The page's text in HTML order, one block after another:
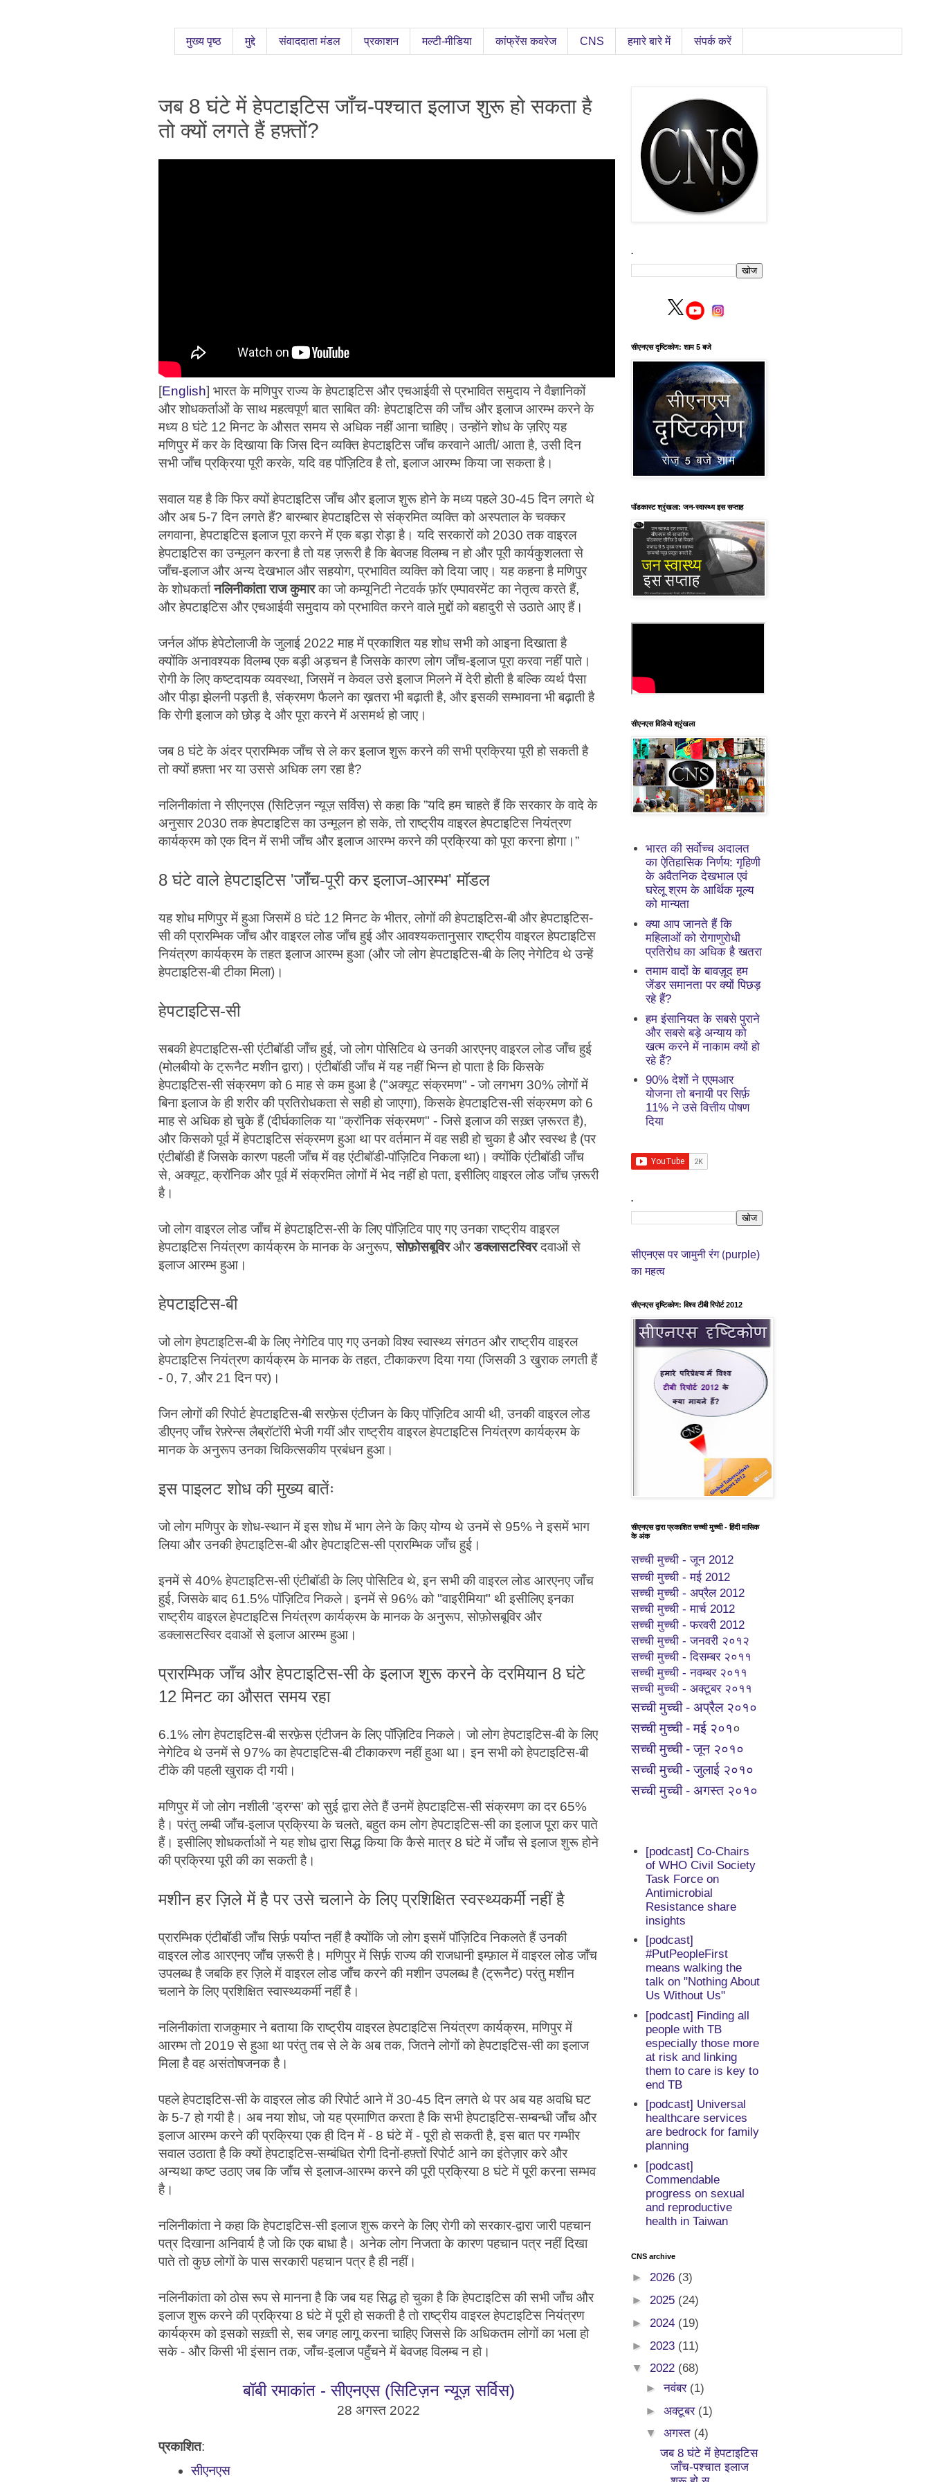
मुख्य पृष्ठ मुद्दे संवाददाता मंडल प्रकाशन मल्टी-मीडिया कांफ्रेंस कवरेज CNS हमारे बारे में संपर्क करें
जब 8 घंटे में हेपटाइटिस जाँच-पश्चात इलाज शुरू हो सकता है
तो क्यों लगते हैं हफ़्तों?
[English] भारत के मणिपुर राज्य के हेपटाइटिस और एचआईवी से प्रभावित समुदाय ने वैज्ञानिकों
और शोधकर्ताओं के साथ महत्वपूर्ण बात साबित कीः हेपटाइटिस की जाँच और इलाज आरम्भ करने के
मध्य 8 घंटे 12 मिनट के औसत समय से अधिक नहीं आना चाहिए। उन्होंने शोध के ज़रिए यह
मणिपुर में कर के दिखाया कि जिस दिन व्यक्ति हेपटाइटिस जाँच करवाने आती/ आता है, उसी दिन
सभी जाँच प्रक्रिया पूरी करके, यदि वह पॉज़िटिव है तो, इलाज आरम्भ किया जा सकता है।
सवाल यह है कि फिर क्यों हेपटाइटिस जाँच और इलाज शुरू होने के मध्य पहले 30-45 दिन लगते थे
और अब 5-7 दिन लगते हैं? बारम्बार हेपटाइटिस से संक्रमित व्यक्ति को अस्पताल के चक्कर
लगवाना, हेपटाइटिस इलाज पूरा करने में एक बड़ा रोड़ा है। यदि सरकारों को 2030 तक वाइरल
हेपटाइटिस का उन्मूलन करना है तो यह ज़रूरी है कि बेवजह विलम्ब न हो और पूरी कार्यकुशलता से
जाँच-इलाज और अन्य देखभाल और सहयोग, प्रभावित व्यक्ति को दिया जाए। यह कहना है मणिपुर
के शोधकर्तानलिनीकांता राज कुमारका जो कम्यूनिटी नेटवर्क फ़ॉर एम्पावरमेंट का नेतृत्व करते हैं,
और हेपटाइटिस और एचआईवी समुदाय को प्रभावित करने वाले मुद्दों को बहादुरी से उठाते आए हैं।
जर्नल ऑफ हेपेटोलाजी के जुलाई 2022 माह में प्रकाशित यह शोध सभी को आइना दिखाता है
क्योंकि अनावश्यक विलम्ब एक बड़ी अड़चन है जिसके कारण लोग जाँच-इलाज पूरा करवा नहीं पाते।
रोगी के लिए कष्टदायक व्यवस्था, जिसमें न केवल उसे इलाज मिलने में देरी होती है बल्कि व्यर्थ पैसा
और पीड़ा झेलनी पड़ती है, संक्रमण फैलने का ख़तरा भी बढ़ाती है, और इसकी सम्भावना भी बढ़ाती है
कि रोगी इलाज को छोड़ दे और पूरा करने में असमर्थ हो जाए।
जब 8 घंटे के अंदर प्रारम्भिक जाँच से ले कर इलाज शुरू करने की सभी प्रक्रिया पूरी हो सकती है
तो क्यों हफ़्ता भर या उससे अधिक लग रहा है?
नलिनीकांता ने सीएनएस (सिटिज़न न्यूज़ सर्विस) से कहा कि ”यदि हम चाहते हैं कि सरकार के वादे के
अनुसार 2030 तक हेपटाइटिस का उन्मूलन हो सके, तो राष्ट्रीय वाइरल हेपटाइटिस नियंत्रण
कार्यक्रम को एक दिन में सभी जाँच और इलाज आरम्भ करने की प्रक्रिया को पूरा करना होगा।”
8 घंटे वाले हेपटाइटिस 'जाँच-पूरी कर इलाज-आरम्भ' मॉडल
यह शोध मणिपुर में हुआ जिसमें 8 घंटे 12 मिनट के भीतर, लोगों की हेपटाइटिस-बी और हेपटाइटिस-
सी की प्रारम्भिक जाँच और वाइरल लोड जाँच हुई और आवश्यकतानुसार राष्ट्रीय वाइरल हेपटाइटिस
नियंत्रण कार्यक्रम के तहत इलाज आरम्भ हुआ (और जो लोग हेपटाइटिस-बी के लिए नेगेटिव थे उन्हें
हेपटाइटिस-बी टीका मिला)।
हेपटाइटिस-सी
सबकी हेपटाइटिस-सी एंटीबॉडी जाँच हुई, जो लोग पोसिटिव थे उनकी आरएनए वाइरल लोड जाँच हुई
(मोलबीयो के ट्रूनैट मशीन द्वारा)। एंटीबॉडी जाँच में यह नहीं भिन्न हो पाता है कि किसके
हेपटाइटिस-सी संक्रमण को 6 माह से कम हुआ है ("अक्यूट संक्रमण" - जो लगभग 30% लोगों में
बिना इलाज के ही शरीर की प्रतिरोधकता से सही हो जाएगा), किसके हेपटाइटिस-सी संक्रमण को 6
माह से अधिक हो चुके हैं (दीर्घकालिक या "क्रॉनिक संक्रमण" - जिसे इलाज की सख़्त ज़रूरत है),
और किसको पूर्व में हेपटाइटिस संक्रमण हुआ था पर वर्तमान में वह सही हो चुका है और स्वस्थ है (पर
एंटीबॉडी हैं जिसके कारण पहली जाँच में वह एंटीबॉडी-पॉज़िटिव निकला था)। क्योंकि एंटीबॉडी जाँच
से, अक्यूट, क्रॉनिक और पूर्व में संक्रमित लोगों में भेद नहीं हो पता, इसीलिए वाइरल लोड जाँच ज़रूरी
है।
जो लोग वाइरल लोड जाँच में हेपटाइटिस-सी के लिए पॉज़िटिव पाए गए उनका राष्ट्रीय वाइरल
हेपटाइटिस नियंत्रण कार्यक्रम के मानक के अनुरूप,सोफ़ोसबूविरऔरडक्लासटस्विरदवाओं से
इलाज आरम्भ हुआ।
हेपटाइटिस-बी
जो लोग हेपटाइटिस-बी के लिए नेगेटिव पाए गए उनको विश्व स्वास्थ्य संगठन और राष्ट्रीय वाइरल
हेपटाइटिस नियंत्रण कार्यक्रम के मानक के तहत, टीकाकरण दिया गया (जिसकी 3 खुराक लगती हैं
- 0, 7, और 21 दिन पर)।
जिन लोगों की रिपोर्ट हेपटाइटिस-बी सरफ़ेस एंटीजन के किए पॉज़िटिव आयी थी, उनकी वाइरल लोड
डीएनए जाँच रेफ़्रेन्स लैब्रॉटॉरी भेजी गयीं और राष्ट्रीय वाइरल हेपटाइटिस नियंत्रण कार्यक्रम के
मानक के अनुरूप उनका चिकित्सकीय प्रबंधन हुआ।
इस पाइलट शोध की मुख्य बातेंः
जो लोग मणिपुर के शोध-स्थान में इस शोध में भाग लेने के किए योग्य थे उनमें से 95% ने इसमें भाग
लिया और उनकी हेपटाइटिस-बी और हेपटाइटिस-सी प्रारम्भिक जाँच हुई।
इनमें से 40% हेपटाइटिस-सी एंटीबॉडी के लिए पोसिटिव थे, इन सभी की वाइरल लोड आरएनए जाँच
हुई, जिसके बाद 61.5% पॉज़िटिव निकले। इनमें से 96% को "वाइरीमिया" थी इसीलिए इनका
राष्ट्रीय वाइरल हेपटाइटिस नियंत्रण कार्यक्रम के मानक के अनुरूप, सोफ़ोसबूविर और
डक्लासटस्विर दवाओं से इलाज आरम्भ हुआ।
प्रारम्भिक जाँच और हेपटाइटिस-सी के इलाज शुरू करने के दरमियान 8 घंटे
12 मिनट का औसत समय रहा
6.1% लोग हेपटाइटिस-बी सरफ़ेस एंटीजन के लिए पॉज़िटिव निकले। जो लोग हेपटाइटिस-बी के लिए
नेगेटिव थे उनमें से 97% का हेपटाइटिस-बी टीकाकरण नहीं हुआ था। इन सभी को हेपटाइटिस-बी
टीके की पहली खुराक दी गयी।
मणिपुर में जो लोग नशीली 'ड्रग्स' को सुई द्वारा लेते हैं उनमें हेपटाइटिस-सी संक्रमण का दर 65%
है। परंतु लम्बी जाँच-इलाज प्रक्रिया के चलते, बहुत कम लोग हेपटाइटिस-सी का इलाज पूरा कर पाते
हैं। इसीलिए शोधकर्ताओं ने यह शोध द्वारा सिद्ध किया कि कैसे मात्र 8 घंटे में जाँच से इलाज शुरू होने
की प्रक्रिया पूरी की का सकती है।
मशीन हर ज़िले में है पर उसे चलाने के लिए प्रशिक्षित स्वस्थ्यकर्मी नहीं है
प्रारम्भिक एंटीबॉडी जाँच सिर्फ़ पर्याप्त नहीं है क्योंकि जो लोग इसमें पॉज़िटिव निकलते हैं उनकी
वाइरल लोड आरएनए जाँच ज़रूरी है। मणिपुर में सिर्फ़ राज्य की राजधानी इम्फ़ाल में वाइरल लोड जाँच
उपलब्ध है जबकि हर ज़िले में वाइरल लोड जाँच करने की मशीन उपलब्ध है (ट्रूनैट) परंतु मशीन
चलाने के लिए प्रशिक्षित स्वास्थ्यकर्मी नहीं है।
नलिनीकांता राजकुमार ने बताया कि राष्ट्रीय वाइरल हेपटाइटिस नियंत्रण कार्यक्रम, मणिपुर में
आरम्भ तो 2019 से हुआ था परंतु तब से ले के अब तक, जितने लोगों को हेपटाइटिस-सी का इलाज
मिला है वह असंतोषजनक है।
पहले हेपटाइटिस-सी के वाइरल लोड की रिपोर्ट आने में 30-45 दिन लगते थे पर अब यह अवधि घट
के 5-7 हो गयी है। अब नया शोध, जो यह प्रमाणित करता है कि सभी हेपटाइटिस-सम्बन्धी जाँच और
इलाज आरम्भ करने की प्रक्रिया एक ही दिन में - 8 घंटे में - पूरी हो सकती है, इस बात पर गम्भीर
सवाल उठाता है कि क्यों हेपटाइटिस-सम्बंधित रोगी दिनों-हफ़्तों रिपोर्ट आने का इंतेज़ार करे और
अन्यथा कष्ट उठाए जब कि जाँच से इलाज-आरम्भ करने की पूरी प्रक्रिया 8 घंटे में पूरी करना सम्भव
है।
नलिनीकांता ने कहा कि हेपटाइटिस-सी इलाज शुरू करने के लिए रोगी को सरकार-द्वारा जारी पहचान
पत्र दिखाना अनिवार्य है जो कि एक बाधा है। अनेक लोग निजता के कारण पहचान पत्र नहीं दिखा
पाते तो कुछ लोगों के पास सरकारी पहचान पत्र है ही नहीं।
नलिनीकांता को ठोस रूप से मानना है कि जब यह सिद्ध हो चुका है कि हेपटाइटिस की सभी जाँच और
इलाज शुरू करने की प्रक्रिया 8 घंटे में पूरी हो सकती है तो राष्ट्रीय वाइरल हेपटाइटिस नियंत्रण
कार्यक्रम को इसको सख़्ती से, सब जगह लागू करना चाहिए जिससे कि अधिकतम लोगों का भला हो
सके - और किसी भी इंसान तक, जाँच-इलाज पहुँचने में बेवजह विलम्ब न हो।
बॉबी रमाकांत - सीएनएस (सिटिज़न न्यूज़ सर्विस)
28 अगस्त 2022
प्रकाशित:
सीएनएस
.
सीएनएस दृष्टिकोण: शाम 5 बजे
पॉडकास्ट श्रृंखला: जन-स्वास्थ्य इस सप्ताह
सीएनएस विडियो श्रृंखला
भारत की सर्वोच्च अदालत
का ऐतिहासिक निर्णय: गृहिणी
के अवैतनिक देखभाल एवं
घरेलू श्रम के आर्थिक मूल्य
को मान्यता
क्या आप जानते हैं कि
महिलाओं को रोगाणुरोधी
प्रतिरोध का अधिक है खतरा
तमाम वादों के बावज़ूद हम
जेंडर समानता पर क्यों पिछड़
रहे हैं?
हम इंसानियत के सबसे पुराने
और सबसे बड़े अन्याय को
खत्म करने में नाकाम क्यों हो
रहे हैं?
90% देशों ने एएमआर
योजना तो बनायी पर सिर्फ़
11% ने उसे वित्तीय पोषण
दिया
.
सीएनएस पर जामुनी रंग (purple)
का महत्व
सीएनएस दृष्टिकोण: विश्व टीबी रिपोर्ट 2012
सीएनएस द्वारा प्रकाशित सच्ची मुच्ची - हिंदी मासिक
के अंक
सच्ची मुच्ची - जून 2012
सच्ची मुच्ची - मई 2012
सच्ची मुच्ची - अप्रैल 2012
सच्ची मुच्ची - मार्च 2012
सच्ची मुच्ची - फरवरी 2012
सच्ची मुच्ची - जनवरी २०१२
सच्ची मुच्ची - दिसम्बर २०११
सच्ची मुच्ची - नवम्बर २०११
सच्ची मुच्ची - अक्टूबर २०११
सच्ची मुच्ची - अप्रैल २०१०
सच्ची मुच्ची - मई २०१०
सच्ची मुच्ची - जून २०१०
सच्ची मुच्ची - जुलाई २०१०
सच्ची मुच्ची - अगस्त २०१०
[podcast] Co-Chairs
of WHO Civil Society
Task Force on
Antimicrobial
Resistance share
insights
[podcast]
#PutPeopleFirst
means walking the
talk on "Nothing About
Us Without Us"
[podcast] Finding all
people with TB
especially those more
at risk and linking
them to care is key to
end TB
[podcast] Universal
healthcare services
are bedrock for family
planning
[podcast]
Commendable
progress on sexual
and reproductive
health in Taiwan
CNS archive
► 2026 (3)
► 2025 (24)
► 2024 (19)
► 2023 (11)
▼ 2022 (68)
►नवंबर (1)
►अक्टूबर (1)
▼अगस्त (4)
जब 8 घंटे में हेपटाइटिस
जाँच-पश्चात इलाज